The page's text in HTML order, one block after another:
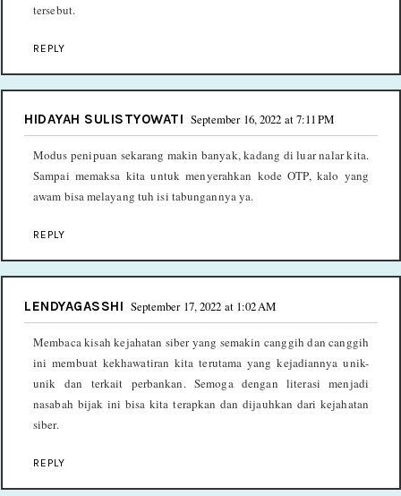
tersebut.
REPLY
HIDAYAH SULISTYOWATI September 16, 2022 at 7:11 PM
Modus penipuan sekarang makin banyak, kadang di luar nalar kita.
Sampai memaksa kita untuk menyerahkan kode OTP, kalo yang
awam bisa melayang tuh isi tabungannya ya.
REPLY
LENDYAGASSHI September 17, 2022 at 1:02 AM
Membaca kisah kejahatan siber yang semakin canggih dan canggih
ini membuat kekhawatiran kita terutama yang kejadiannya unik-
unik dan terkait perbankan. Semoga dengan literasi menjadi
nasabah bijak ini bisa kita terapkan dan dijauhkan dari kejahatan
siber.
REPLY